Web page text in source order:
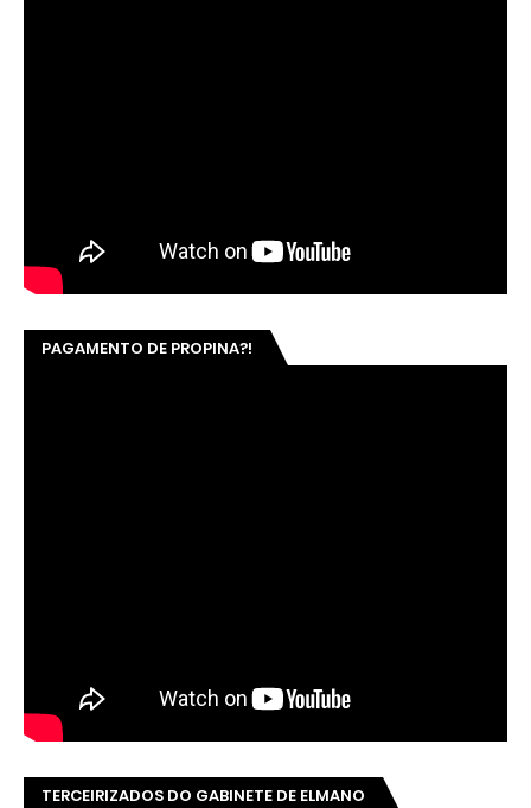
PAGAMENTO DE PROPINA?!
TERCEIRIZADOS DO GABINETE DE ELMANO